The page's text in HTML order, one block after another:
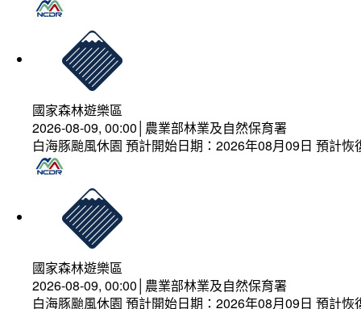
國家森林遊樂區
2026-08-09, 00:00│農業部林業及自然保育署
白海豚颱風休園 預計開始日期：2026年08月09日 預計
國家森林遊樂區
2026-08-09, 00:00│農業部林業及自然保育署
白海豚颱風休園 預計開始日期：2026年08月09日 預計